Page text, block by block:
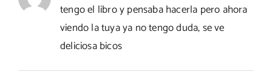
tengo el libro y pensaba hacerla pero ahora
viendo la tuya ya no tengo duda, se ve
deliciosa bicos